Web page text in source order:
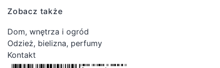
Zobacz także
Dom, wnętrza i ogród
Odzież, bielizna, perfumy
Kontakt